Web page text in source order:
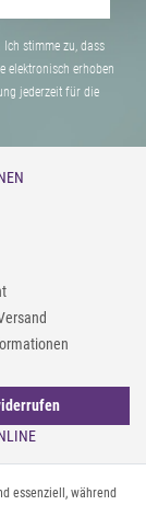
stimme zu, dass
elektronisch erhoben
jederzeit für die
& kürzen
UV-Schutz
essenziell, während